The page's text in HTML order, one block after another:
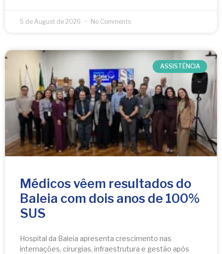
5 de August de 2026 No Comments
ASSISTÊNCIA
Médicos vêem resultados do
Baleia com dois anos de 100%
SUS
Hospital da Baleia apresenta crescimento nas
internações, cirurgias, infraestrutura e gestão após